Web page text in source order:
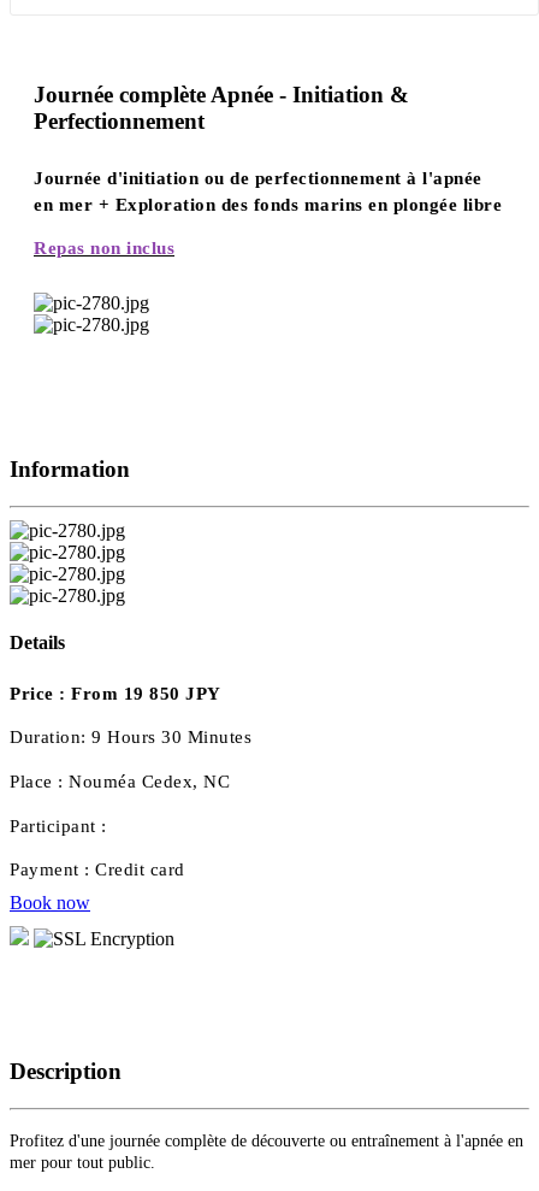
Journée complète Apnée - Initiation &
Perfectionnement
Journée d'initiation ou de perfectionnement à l'apnée
en mer + Exploration des fonds marins en plongée libre
Repas non inclus
Information
Details
Price : From 19 850 JPY
Duration: 9 Hours 30 Minutes
Place : Nouméa Cedex, NC
Participant :
Payment : Credit card
Book now
Description
Profitez d'une journée complète de découverte ou entraînement à l'apnée en
mer pour tout public.